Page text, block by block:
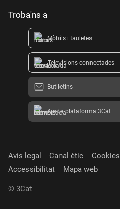
Troba'ns a
Mòbils i tauletes
Televisions connectades
Butlletins
Ajuda plataforma 3Cat
Avís legal Canal ètic Cookies
Accessibilitat
Mapa web
© 3Cat